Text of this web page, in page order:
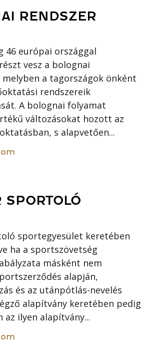
RENDSZER
46 európai országgal
vesz a bolognai
a tagországok önként
rendszereik
A bolognai folyamat
változásokat hozott az
s alapvetően...
SPORTOLÓ
sportegyesület keretében
ha a sportszövetség
másként nem
alapján,
és az utánpótlás-nevelés
alapítvány keretében pedig
az ilyen alapítvány...